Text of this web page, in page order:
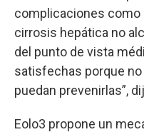
complicaciones como
cirrosis hepática no
del punto de vista
satisfechas porque
puedan prevenirlas”,
Eolo3 propone un